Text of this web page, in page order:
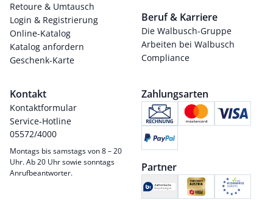
Retoure & Umtausch
Login & Registrierung
Online-Katalog
Katalog anfordern
Geschenk-Karte
Beruf & Karriere
Die Walbusch-Gruppe
Arbeiten bei Walbusch
Compliance
Kontakt
Kontaktformular
Service-Hotline
05572/4000
Montags bis samstags von 8 – 20
Uhr. Ab 20 Uhr sowie sonntags
Anrufbeantworter.
Zahlungsarten
Partner